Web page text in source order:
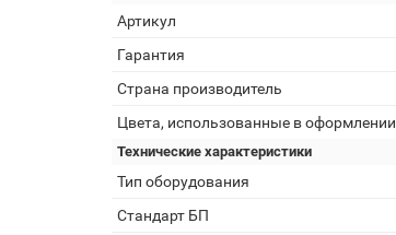
Артикул
Гарантия
Страна производитель
Цвета, использованные в оформлении
Технические характеристики
Тип оборудования
Стандарт БП